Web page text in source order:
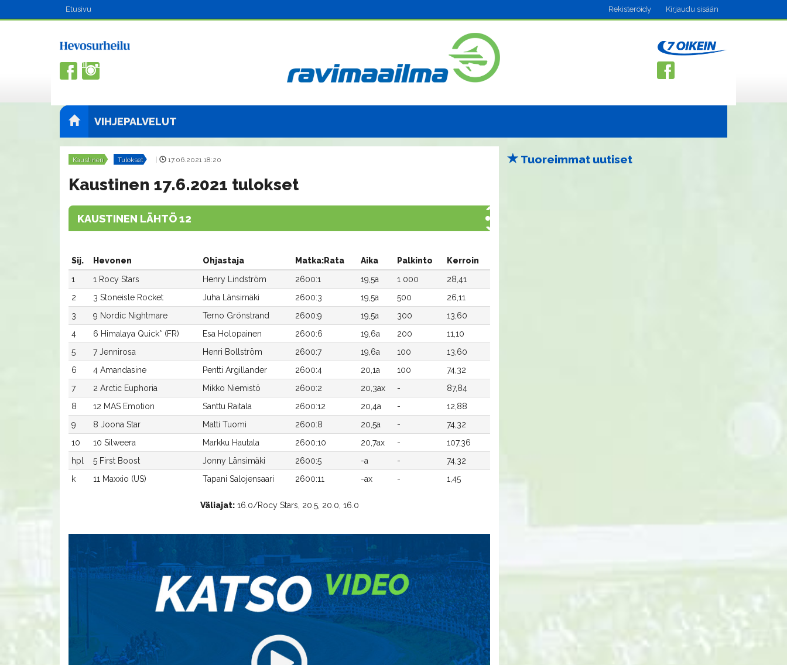
Etusivu Rekisteröidy Kirjaudu sisään
VIHJEPALVELUT
Kaustinen Tulokset 17.06.2021 18:20
Kaustinen 17.6.2021 tulokset
KAUSTINEN LÄHTÖ 12
Sij. Hevonen Ohjastaja Matka:Rata Aika Palkinto
Kerroin
1
1 Rocy Stars Henry Lindström 2600:1 19,5a 1 000
28,41
2
3 Stoneisle Rocket Juha Länsimäki 2600:3 19,5a 500
26,11
3
9 Nordic Nightmare Terno Grönstrand 2600:9 19,5a 300
13,60
4
6 Himalaya Quick* (FR) Esa Holopainen 2600:6 19,6a 200
11,10
5
7 Jennirosa Henri Bollström 2600:7 19,6a 100
13,60
6
4 Amandasine Pentti Argillander 2600:4 20,1a 100
74,32
7
2 Arctic Euphoria Mikko Niemistö 2600:2 20,3ax -
87,84
8
12 MAS Emotion Santtu Raitala 2600:12 20,4a -
12,88
9
8 Joona Star Matti Tuomi 2600:8 20,5a -
74,32
10
10 Silweera Markku Hautala 2600:10 20,7ax -
107,36
hpl
5 First Boost Jonny Länsimäki 2600:5 -a -
74,32
k
11 Maxxio (US) Tapani Salojensaari 2600:11 -ax - 1,45
Väliajat:16.0/Rocy Stars, 20.5, 20.0, 16.0
Tuoreimmat uutiset